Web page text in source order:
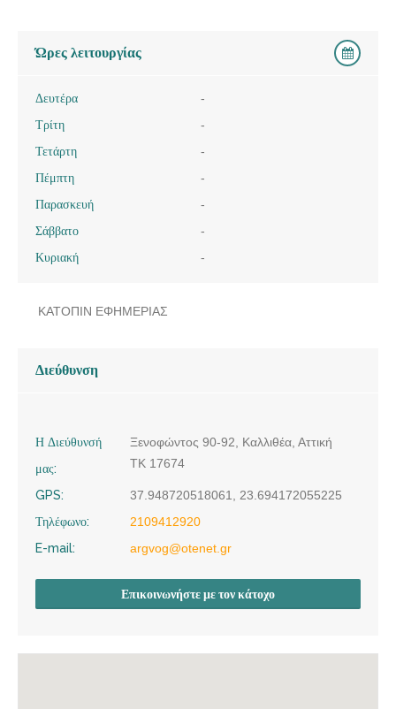
Ώρες λειτουργίας
Δευτέρα
-
Τρίτη
-
Τετάρτη
-
Πέμπτη
-
Παρασκευή
-
Σάββατο
-
Κυριακή
-
ΚΑΤΟΠΙΝ ΕΦΗΜΕΡΙΑΣ
Διεύθυνση
Η Διεύθυνσή
μας:
Ξενοφώντος 90-92, Καλλιθέα, Αττική
ΤΚ 17674
GPS:
37.948720518061, 23.694172055225
Τηλέφωνο:
2109412920
E-mail:
argvog@otenet.gr
Επικοινωνήστε με τον κάτοχο